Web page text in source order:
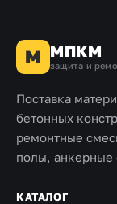
М МПКМ
защита и
Поставка
бетонных
ремонтные
полы, анкерные
КАТАЛОГ